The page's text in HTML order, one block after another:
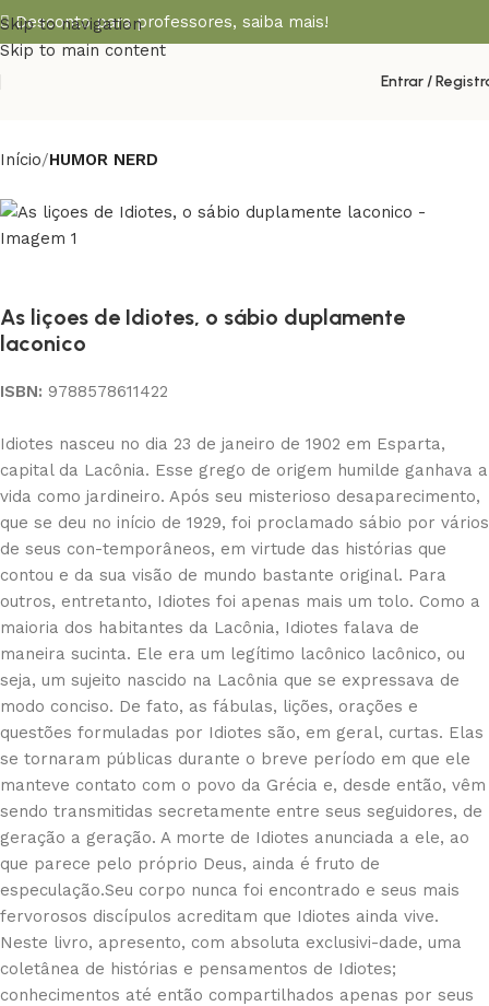
Skip to navigation
Skip to main content
Desconto para professores, saiba mais!
Entrar /
Início HUMOR NERD
As liçoes de Idiotes, o sábio duplamente
laconico
ISBN: 9788578611422
Idiotes nasceu no dia 23 de janeiro de 1902 em Esparta,
capital da Lacônia. Esse grego de origem humilde ganhava a
vida como jardineiro. Após seu misterioso desaparecimento,
que se deu no início de 1929, foi proclamado sábio por vários
de seus con-temporâneos, em virtude das histórias que
contou e da sua visão de mundo bastante original. Para
outros, entretanto, Idiotes foi apenas mais um tolo. Como a
maioria dos habitantes da Lacônia, Idiotes falava de
maneira sucinta. Ele era um legítimo lacônico lacônico, ou
seja, um sujeito nascido na Lacônia que se expressava de
modo conciso. De fato, as fábulas, lições, orações e
questões formuladas por Idiotes são, em geral, curtas. Elas
se tornaram públicas durante o breve período em que ele
manteve contato com o povo da Grécia e, desde então, vêm
sendo transmitidas secretamente entre seus seguidores, de
geração a geração. A morte de Idiotes anunciada a ele, ao
que parece pelo próprio Deus, ainda é fruto de
especulação.Seu corpo nunca foi encontrado e seus mais
fervorosos discípulos acreditam que Idiotes ainda vive.
Neste livro, apresento, com absoluta exclusivi-dade, uma
coletânea de histórias e pensamentos de Idiotes;
conhecimentos até então compartilhados apenas por seus